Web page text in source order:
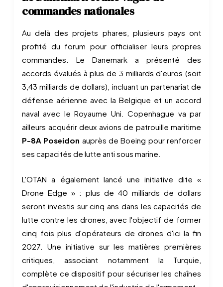
commandes nationales
Au delà des projets phares, plusieurs pays ont
profité du forum pour officialiser leurs propres
commandes. Le Danemark a présenté des
accords évalués à plus de 3 milliards d'euros (soit
3,43 milliards de dollars), incluant un partenariat de
défense aérienne avec la Belgique et un accord
naval avec le Royaume Uni. Copenhague va par
ailleurs acquérir deux avions de patrouille maritime
P-8A Poseidon auprès de Boeing pour renforcer
ses capacités de lutte anti sous marine.
L'OTAN a également lancé une initiative dite «
Drone Edge » : plus de 40 milliards de dollars
seront investis sur cinq ans dans les capacités de
lutte contre les drones, avec l'objectif de former
cinq fois plus d'opérateurs de drones d'ici la fin
2027. Une initiative sur les matières premières
critiques, associant notamment la Turquie,
complète ce dispositif pour sécuriser les chaînes